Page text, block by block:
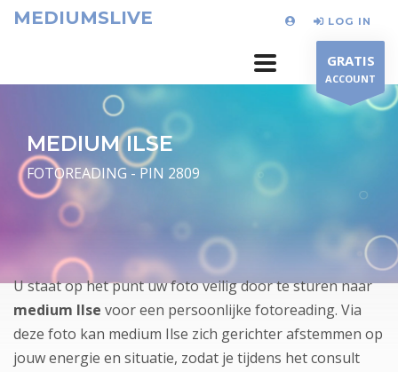
MEDIUMSLIVE LOG IN
GRATIS
ACCOUNT
MEDIUM ILSE
FOTOREADING - PIN 2809
U staat op het punt uw foto veilig door te sturen naar
medium Ilse voor een persoonlijke fotoreading. Via
deze foto kan medium Ilse zich gerichter afstemmen op
jouw energie en situatie, zodat je tijdens het consult